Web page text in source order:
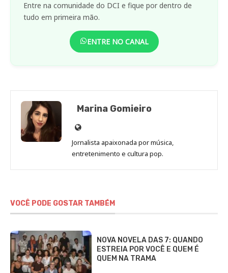
Entre na comunidade do DCI e fique por dentro de
tudo em primeira mão.
ENTRE NO CANAL
Marina Gomieiro
Site
de
Marina
Jornalista apaixonada por música,
entretenimento e cultura pop.
VOCÊ PODE GOSTAR TAMBÉM
NOVA NOVELA DAS 7: QUANDO
ESTREIA POR VOCÊ E QUEM É
QUEM NA TRAMA